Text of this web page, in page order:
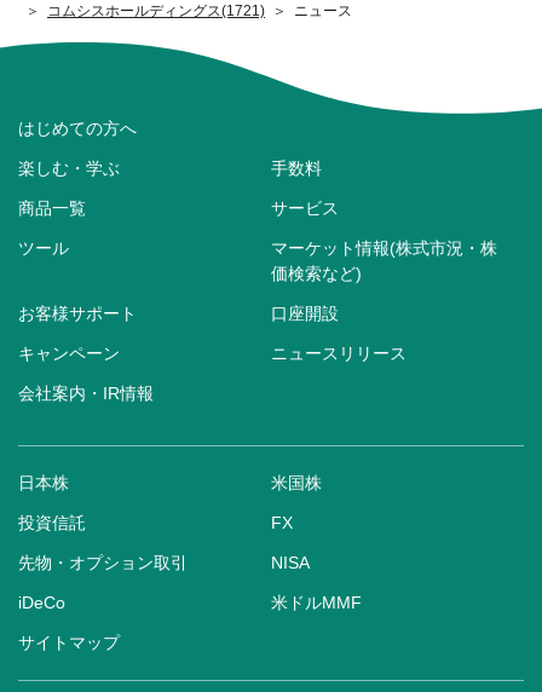
コムシスホールディングス(1721)
ニュース
はじめての方へ
楽しむ・学ぶ 手数料
商品一覧 サービス
ツール
マーケット情報(株式市況・株
価検索など)
お客様サポート 口座開設
キャンペーン ニュースリリース
会社案内・IR情報
日本株 米国株
投資信託 FX
先物・オプション取引 NISA
iDeCo 米ドルMMF
サイトマップ